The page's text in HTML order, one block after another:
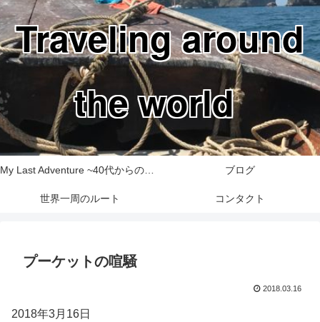
Traveling around
the world
My Last Adventure ~40代からの世界一周旅行記~ ブログ
世界一周のルート コンタクト
プーケットの喧騒
2018.03.16
2018年3月16日